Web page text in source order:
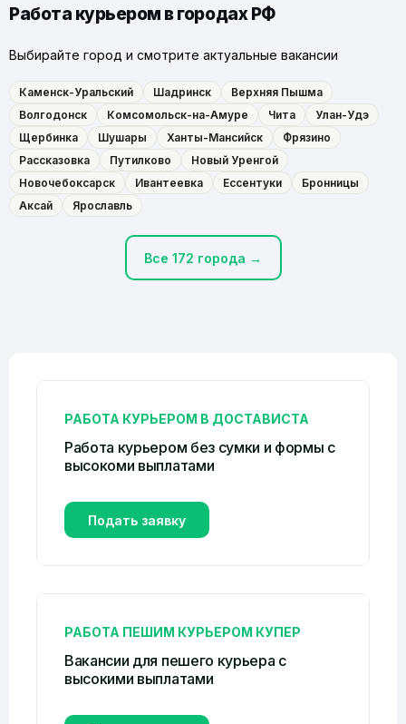
Работа курьером в городах РФ
Выбирайте город и смотрите актуальные вакансии
Каменск-Уральский Шадринск
Верхняя Пышма
Волгодонск
Комсомольск-на-Амуре Чита
Улан-Удэ
Щербинка
Шушары Ханты-Мансийск
Фрязино
Рассказовка
Путилково
Новый Уренгой
Новочебоксарск
Ивантеевка Ессентуки
Бронницы
Аксай
Ярославль
Все 172 города →
РАБОТА КУРЬЕРОМ В ДОСТАВИСТА
Работа курьером без сумки и формы c
высокоми выплатами
Подать заявку
РАБОТА ПЕШИМ КУРЬЕРОМ КУПЕР
Вакансии для пешего курьера с
высокими выплатами